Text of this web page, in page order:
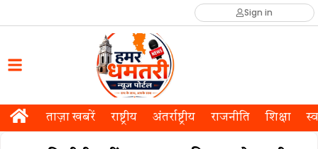
Sign in
ताज़ा खबरें राष्ट्रीय अंतर्राष्ट्रीय राजनीति शिक्षा